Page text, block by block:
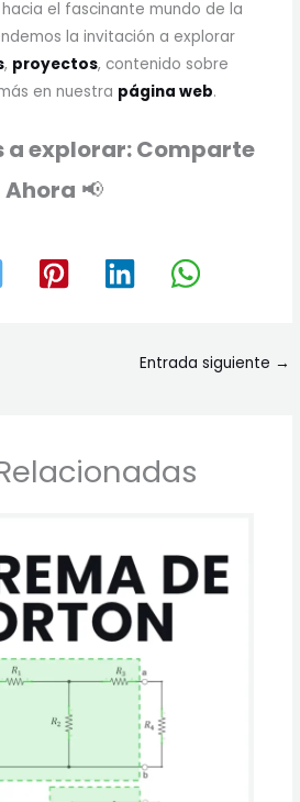
el fascinante mundo de la
la invitación a explorar
, proyectos, contenido sobre
en nuestra página web.
a explorar: Comparte
Ahora 📢
Entrada siguiente →